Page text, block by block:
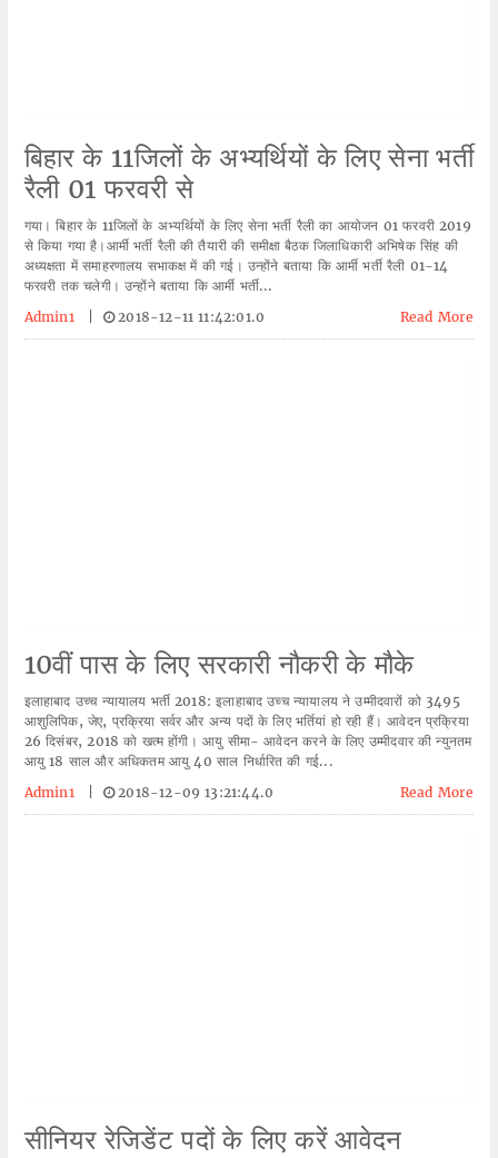
बिहार के 11जिलों के अभ्यर्थियों के लिए सेना भर्ती
रैली 01 फरवरी से
गया। बिहार के 11जिलों के अभ्यर्थियों के लिए सेना भर्ती रैली का आयोजन 01 फरवरी 2019
से किया गया है।आर्मी भर्ती रैली की तैयारी की समीक्षा बैठक जिलाधिकारी अभिषेक सिंह की
अध्यक्षता में समाहरणालय सभाकक्ष में की गई। उन्होंने बताया कि आर्मी भर्ती रैली 01-14
फरवरी तक चलेगी। उन्होंने बताया कि आर्मी भर्ती...
Admin1
2018-12-11 11:42:01.0 Read More
10वीं पास के लिए सरकारी नौकरी के मौके
इलाहाबाद उच्च न्यायालय भर्ती 2018: इलाहाबाद उच्च न्यायालय ने उम्मीदवारों को 3495
आशुलिपिक, जेए, प्रक्रिया सर्वर और अन्य पदों के लिए भर्तियां हो रही हैं। आवेदन प्रक्रिया
26 दिसंबर, 2018 को खत्म होंगी। आयु सीमा- आवेदन करने के लिए उम्मीदवार की न्युनतम
आयु 18 साल और अधिकतम आयु 40 साल निर्धारित की गई...
Admin1
2018-12-09 13:21:44.0 Read More
सीनियर रेजिडेंट पदों के लिए करें आवेदन